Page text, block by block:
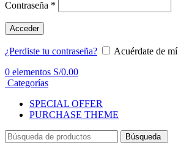
Contraseña *
Acceder
¿Perdiste tu contraseña?
Acuérdate de mí
0 elementos S/0.00
Categorías
SPECIAL OFFER
PURCHASE THEME
Búsqueda